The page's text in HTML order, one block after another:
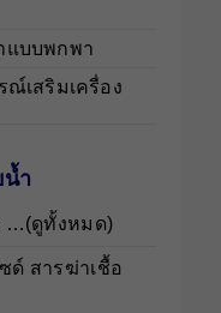
แบบพกพา
ณ์เสริมเครื่อง
น้ำ
…(ดูทั้งหมด)
ด์ สารฆ่าเชื้อ